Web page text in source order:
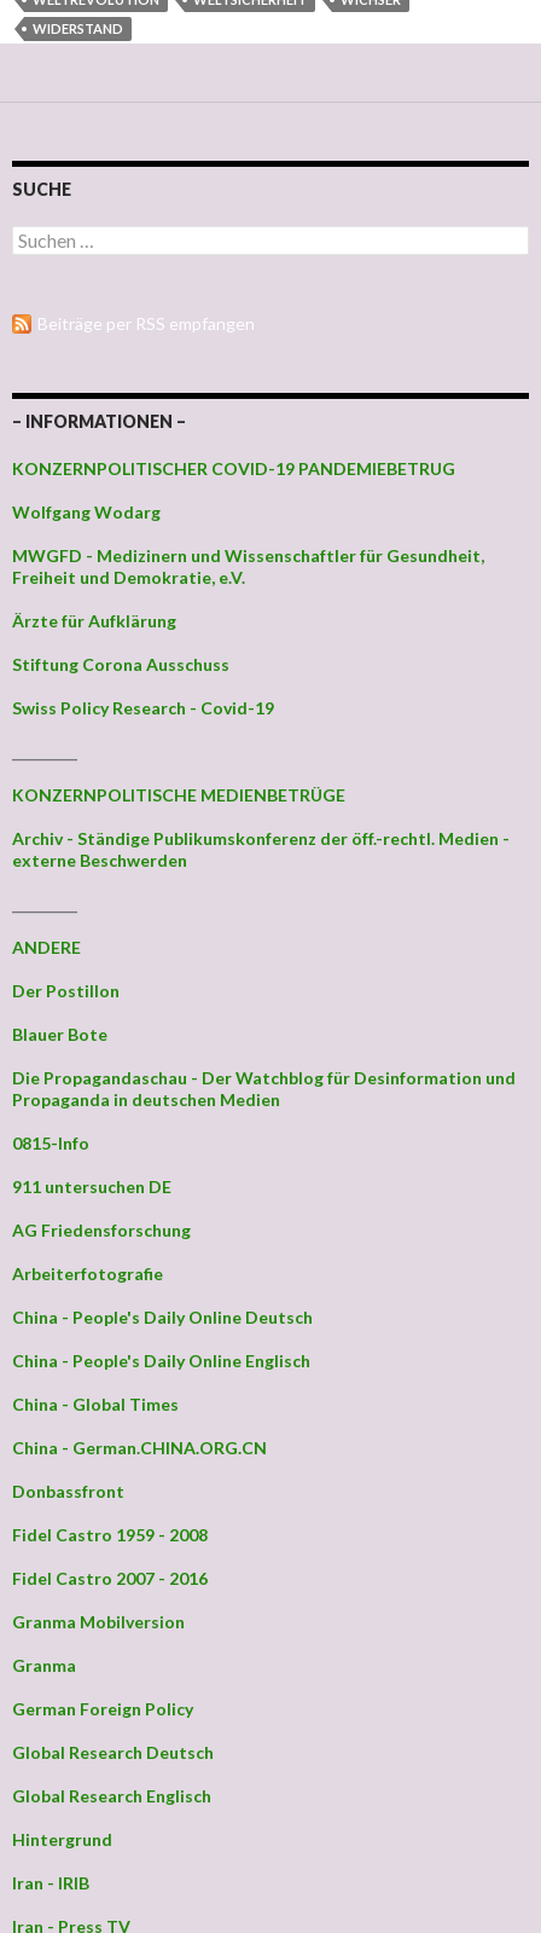
WIDERSTAND
SUCHE
Suchen nach:
Beiträge per RSS empfangen
– INFORMATIONEN –
KONZERNPOLITISCHER COVID-19 PANDEMIEBETRUG
Wolfgang Wodarg
MWGFD - Medizinern und Wissenschaftler für Gesundheit,
Freiheit und Demokratie, e.V.
Ärzte für Aufklärung
Stiftung Corona Ausschuss
Swiss Policy Research - Covid-19
KONZERNPOLITISCHE MEDIENBETRÜGE
Archiv - Ständige Publikumskonferenz der öff.-rechtl. Medien -
externe Beschwerden
ANDERE
Der Postillon
Blauer Bote
Die Propagandaschau - Der Watchblog für Desinformation und
Propaganda in deutschen Medien
0815-Info
911 untersuchen DE
AG Friedensforschung
Arbeiterfotografie
China - People's Daily Online Deutsch
China - People's Daily Online Englisch
China - Global Times
China - German.CHINA.ORG.CN
Donbassfront
Fidel Castro 1959 - 2008
Fidel Castro 2007 - 2016
Granma Mobilversion
Granma
German Foreign Policy
Global Research Deutsch
Global Research Englisch
Hintergrund
Iran - IRIB
Iran - Press TV